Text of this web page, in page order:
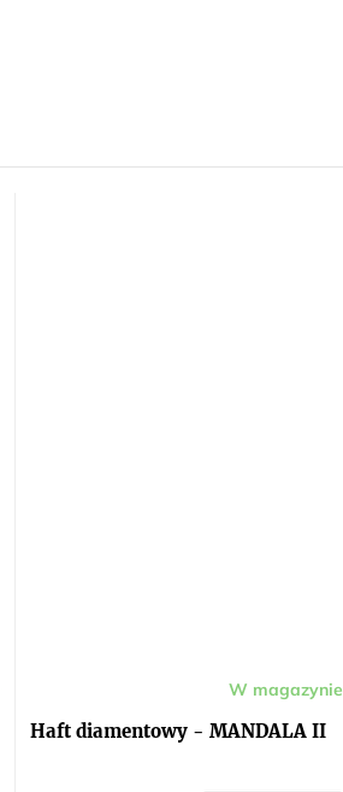
Haft diamentowy - MANDALA II
W magazynie